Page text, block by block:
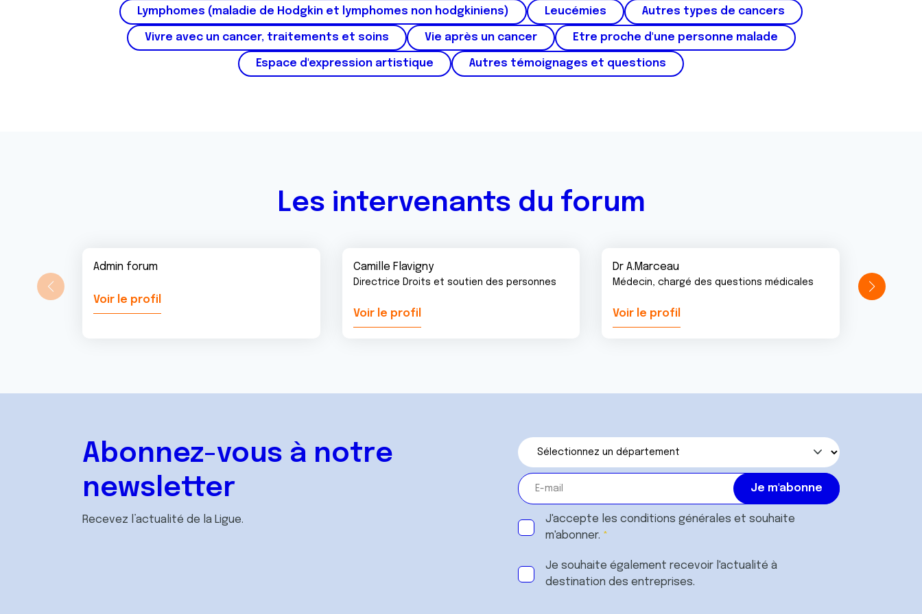
Lymphomes (maladie de Hodgkin et lymphomes non hodgkiniens) Leucémies Autres types de cancers
Vivre avec un cancer, traitements et soins Vie après un cancer Etre proche d'une personne malade
Espace d'expression artistique Autres témoignages et questions
Les intervenants du forum
Admin forum
Voir le profil
Camille Flavigny
Directrice Droits et soutien des personnes
Voir le profil
Dr A.Marceau
Médecin, chargé des questions médicales
Voir le profil
Abonnez-vous à notre
newsletter
Recevez l’actualité de la Ligue. J'accepte les conditions générales et souhaite
m'abonner.
Je souhaite également recevoir l'actualité à
destination des entreprises.